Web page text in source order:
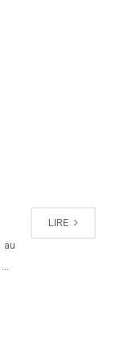
LIRE
au